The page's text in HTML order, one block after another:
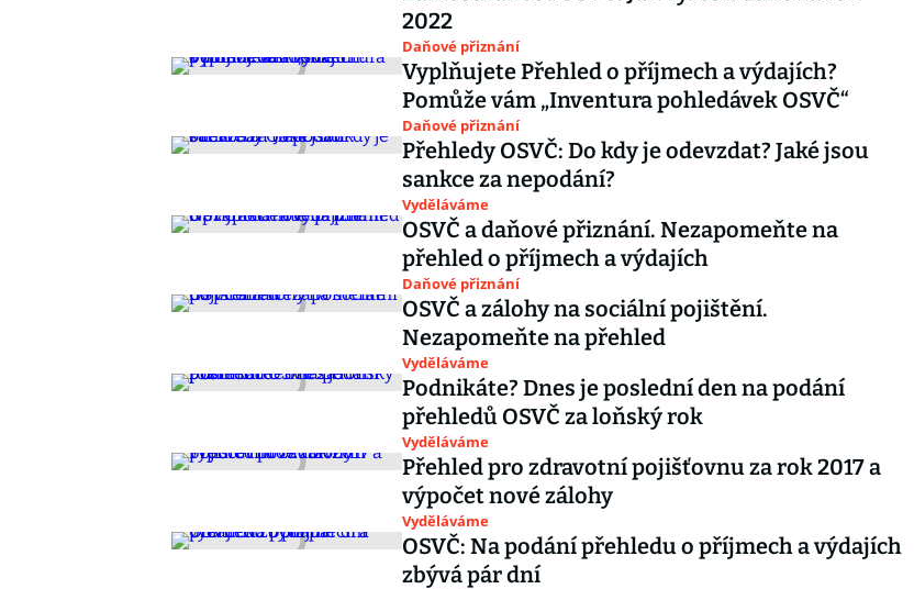
2022
Daňové přiznání
Vyplňujete Přehled o příjmech a výdajích?
Pomůže vám „Inventura pohledávek OSVČ“
Daňové přiznání
Přehledy OSVČ: Do kdy je odevzdat? Jaké jsou
sankce za nepodání?
Vyděláváme
OSVČ a daňové přiznání. Nezapomeňte na
přehled o příjmech a výdajích
Daňové přiznání
OSVČ a zálohy na sociální pojištění.
Nezapomeňte na přehled
Vyděláváme
Podnikáte? Dnes je poslední den na podání
přehledů OSVČ za loňský rok
Vyděláváme
Přehled pro zdravotní pojišťovnu za rok 2017 a
výpočet nové zálohy
Vyděláváme
OSVČ: Na podání přehledu o příjmech a výdajích
zbývá pár dní